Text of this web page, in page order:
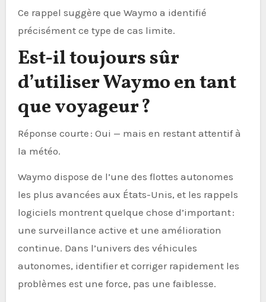
Ce rappel suggère que Waymo a identifié
précisément ce type de cas limite.
Est-il toujours sûr
d’utiliser Waymo en tant
que voyageur ?
Réponse courte : Oui — mais en restant attentif à
la météo.
Waymo dispose de l’une des flottes autonomes
les plus avancées aux États-Unis, et les rappels
logiciels montrent quelque chose d’important :
une surveillance active et une amélioration
continue. Dans l’univers des véhicules
autonomes, identifier et corriger rapidement les
problèmes est une force, pas une faiblesse.